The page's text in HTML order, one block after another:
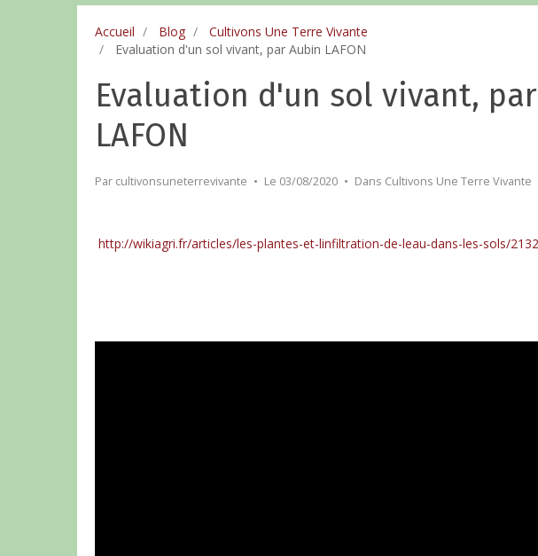
Accueil Blog
Cultivons Une Terre Vivante
Evaluation d'un sol vivant, par Aubin LAFON
Evaluation d'un sol vivant,
LAFON
Par cultivonsuneterrevivante Le 03/08/2020 Dans Cultivons Une Terre Vivante
http://wikiagri.fr/articles/les-plantes-et-linfiltration-de-leau-dans-les-sols/2132